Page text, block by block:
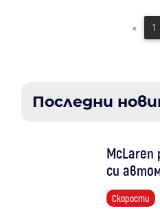
« 1
Последни
McLaren
си
Скорости